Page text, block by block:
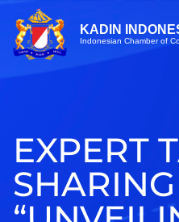
KADIN
Indonesian Chamber of
EXPERT